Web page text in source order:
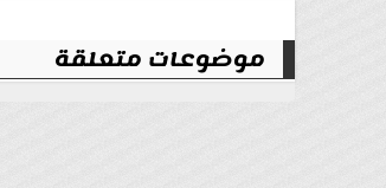
موضوعات متعلقة